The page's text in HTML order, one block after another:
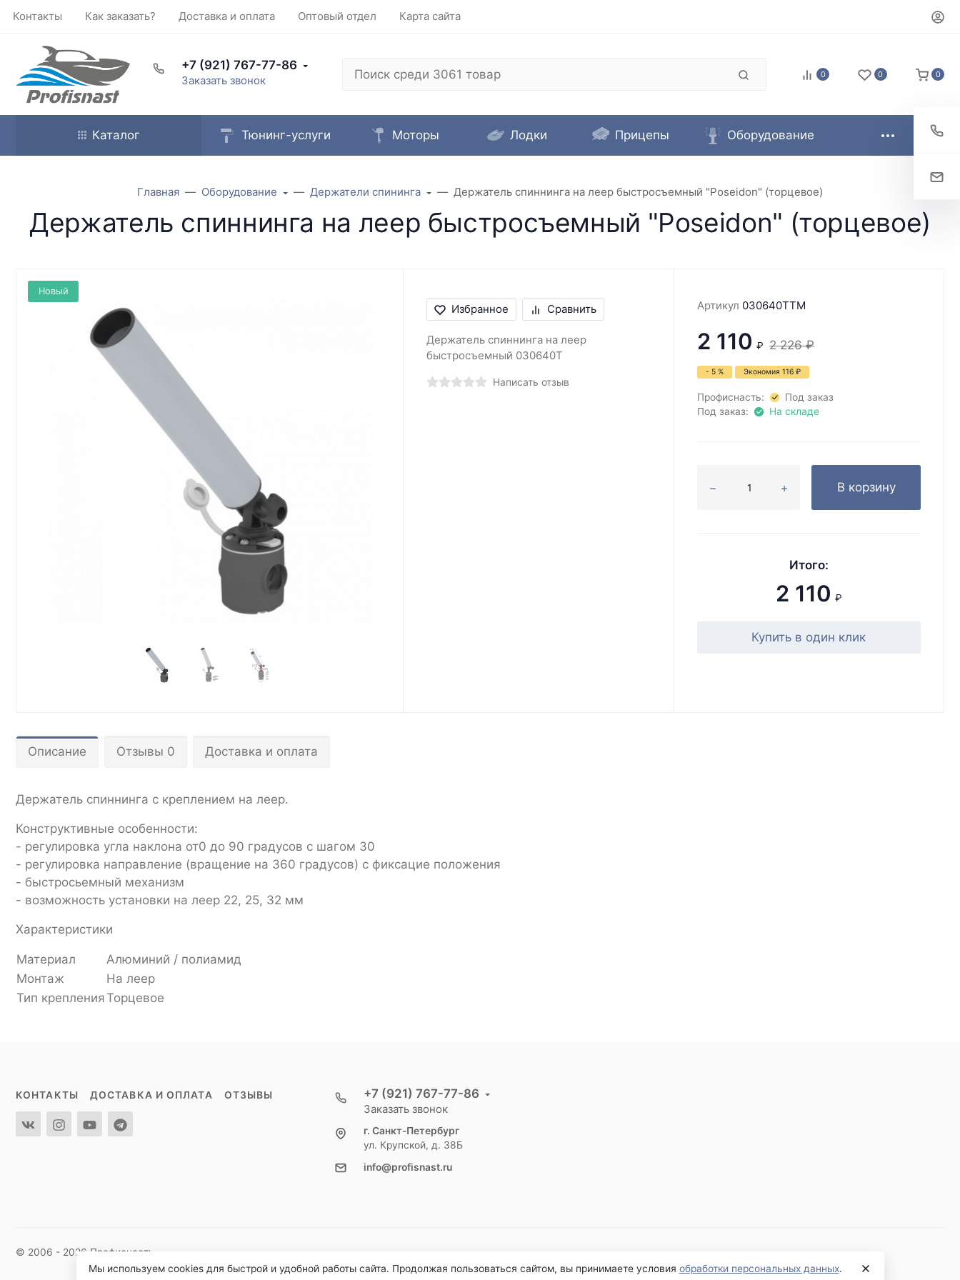
Контакты Как заказать? Доставка и оплата Оптовый отдел Карта сайта
+7 (921) 767-77-86
Заказать звонок 0 0 0
Каталог Тюнинг-услуги Моторы Лодки Прицепы Оборудование
Главная Оборудование Держатели спининга Держатель спиннинга на леер быстросъемный "Poseidon" (торцевое)
Держатель спиннинга на леер быстросъемный "Poseidon" (торцевое)
Новый
Избранное Сравнить
Держатель спиннинга на леер
быстросъемный 030640T
Написать отзыв
Артикул 030640TTM
2 110 ₽ 2 226 ₽
- 5 % Экономия 116 ₽
Профиснасть:
Под заказ
Под заказ:
На складе
В корзину
Итого:
2 110 ₽
Купить в один клик
Описание Отзывы 0 Доставка и оплата
Держатель спиннинга с креплением на леер.
Конструктивные особенности:
- регулировка угла наклона от0 до 90 градусов с шагом 30
- регулировка направление (вращение на 360 градусов) с фиксацие положения
- быстросьемный механизм
- возможность установки на леер 22, 25, 32 мм
Характеристики
Материал
Алюминий / полиамид
Монтаж
На леер
Тип крепленияТорцевое
КОНТАКТЫ ДОСТАВКА И ОПЛАТА ОТЗЫВЫ +7 (921) 767-77-86
Заказать звонок
г. Санкт-Петербург
ул. Крупской, д. 38Б
info@profisnast.ru
© 2006 - 2026 Профиснасть
Мы используем cookies для быстрой и удобной работы сайта. Продолжая пользоваться сайтом, вы принимаете условия обработки персональных данных.